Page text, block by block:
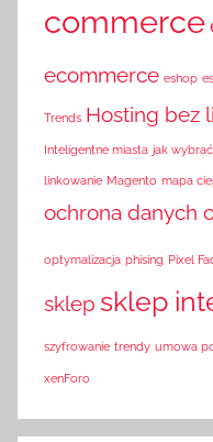
commerce
ecommerce eshop
Trends Hosting bez
Inteligentne miasta jak
linkowanie Magento mapa
ochrona danych
optymalizacja phising Pixel
sklep sklep
szyfrowanie trendy umowa
xenForo